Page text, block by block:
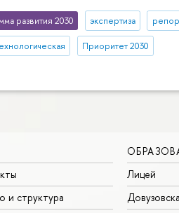
развития 2030 экспертиза
Приоритет 2030
и структура
Лицей